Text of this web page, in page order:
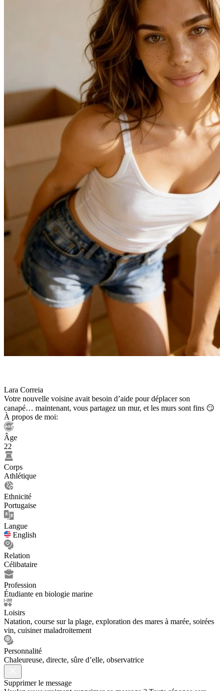
Lara Correia
Votre nouvelle voisine avait besoin d’aide pour déplacer son
canapé… maintenant, vous partagez un mur, et les murs sont fins 😏
À propos de moi:
Âge
22
Corps
Athlétique
Ethnicité
Portugaise
Langue
English
Relation
Célibataire
Profession
Étudiante en biologie marine
Loisirs
Natation, course sur la plage, exploration des mares à marée, soirées
vin, cuisiner maladroitement
Personnalité
Chaleureuse, directe, sûre d’elle, observatrice
Supprimer le message